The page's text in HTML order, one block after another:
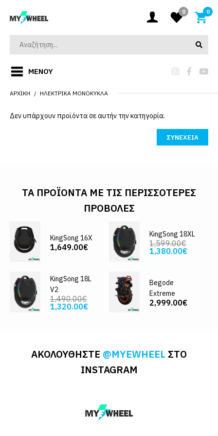
0 0
ΜΕΝΟΎ
ΑΡΧΙΚΉ ΗΛΕΚΤΡΙΚΆ ΜΟΝΌΚΥΚΛΑ
Δεν υπάρχουν προϊόντα σε αυτήν την κατηγορία.
ΣΥΝΈΧΕΙΑ
ΤΑ ΠΡΟΪΌΝΤΑ ΜΕ ΤΙΣ ΠΕΡΙΣΣΌΤΕΡΕΣ
ΠΡΟΒΟΛΈΣ
KingSong 16X
1,649.00€
KingSong 18XL
1,599.00€
1,380.00€
KingSong 18L
V2
1,490.00€
1,320.00€
Begode
Extreme
2,999.00€
ΑΚΟΛΟΥΘΗΣΤΕ @MYEWHEEL ΣΤΟ
INSTAGRAM